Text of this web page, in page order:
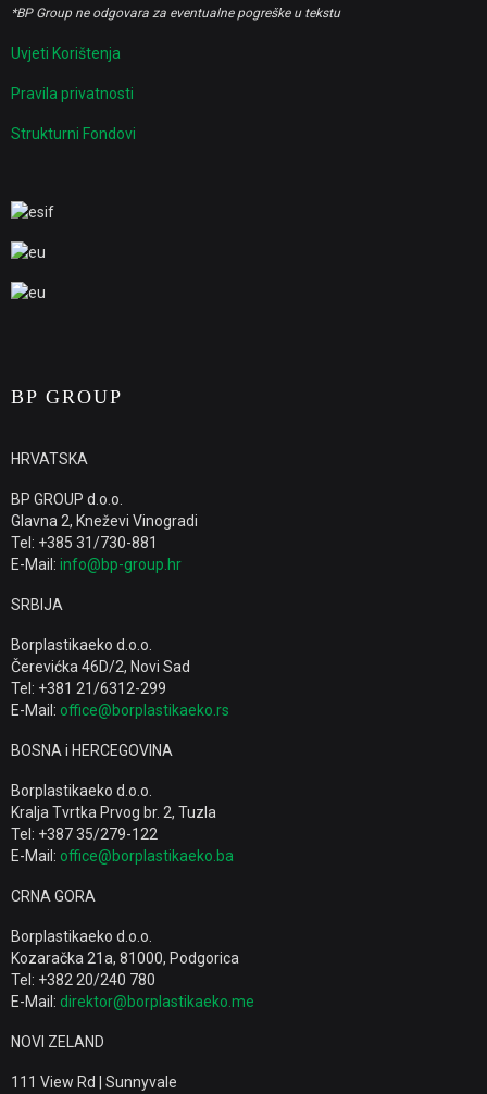
*BP Group ne odgovara za eventualne pogreške u tekstu
Uvjeti Korištenja
Pravila privatnosti
Strukturni Fondovi
BP GROUP
HRVATSKA
BP GROUP d.o.o.
Glavna 2, Kneževi Vinogradi
Tel: +385 31/730-881
E-Mail: info@bp-group.hr
SRBIJA
Borplastikaeko d.o.o.
Čerevićka 46D/2, Novi Sad
Tel: +381 21/6312-299
E-Mail: office@borplastikaeko.rs
BOSNA i HERCEGOVINA
Borplastikaeko d.o.o.
Kralja Tvrtka Prvog br. 2, Tuzla
Tel: +387 35/279-122
E-Mail: office@borplastikaeko.ba
CRNA GORA
Borplastikaeko d.o.o.
Kozaračka 21a, 81000, Podgorica
Tel: +382 20/240 780
E-Mail: direktor@borplastikaeko.me
NOVI ZELAND
111 View Rd | Sunnyvale